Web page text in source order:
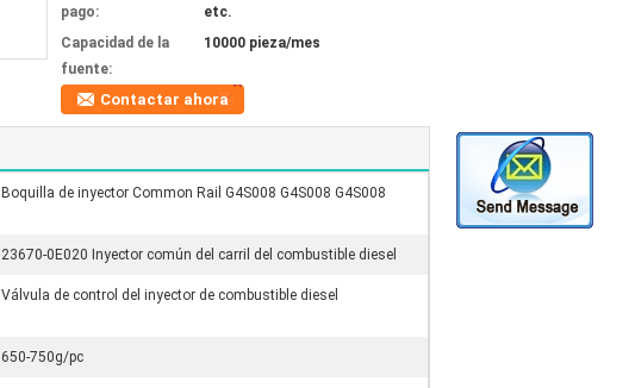
pago:
etc.
Capacidad de la
fuente:
10000 pieza/mes
Contactar ahora
Boquilla de inyector Common Rail G4S008 G4S008 G4S008
23670-0E020 Inyector común del carril del combustible diesel
Válvula de control del inyector de combustible diesel
650-750g/pc